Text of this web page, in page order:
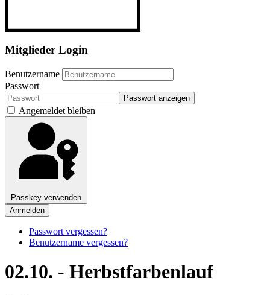
Mitglieder Login
Benutzername
Passwort
Passwort anzeigen
Angemeldet bleiben
Passkey verwenden
Anmelden
Passwort vergessen?
Benutzername vergessen?
02.10. - Herbstfarbenlauf